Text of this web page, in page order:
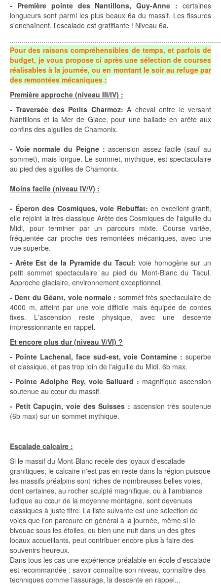
- Première pointe des Nantillons, Guy-Anne : certaines
longueurs sont parmi les plus beaux 6a du massif. Les fissures
s'enchaînent, l'escalade est gratifiante ! Niveau 6a.
Pour des raisons compréhensibles de temps, et parfois de
budget, je vous propose ci après une sélection de courses
réalisables à la journée, ou en montant le soir au refuge par
des remontées mécaniques :
Première approche (niveau III/IV) :
- Traversée des Petits Charmoz: A cheval entre le versant
Nantillons et la Mer de Glace, pour une ballade en arête aux
confins des aiguilles de Chamonix.
- Voie normale du Peigne : ascension assez facile (sauf au
sommet), mais longue. Le sommet, mythique, est spectaculaire
au pied des aiguilles de Chamonix.
Moins facile (niveau IV/V) :
- Éperon des Cosmiques, voie Rebuffat: en excellent granit,
elle rejoint la très classique Arête des Cosmiques de l'aiguille du
Midi, pour terminer par un parcours mixte. Course variée,
fréquentée car proche des remontées mécaniques, avec une
vue superbe.
- Arête Est de la Pyramide du Tacul: voie homogène sur un
petit sommet spectaculaire au pied du Mont-Blanc du Tacul.
Approche glaciaire, environnement exceptionnel.
- Dent du Géant, voie normale : sommet très spectaculaire de
4000 m, atteint par une voie difficile mais équipée de cordes
fixes. L'ascension reste physique, avec une descente
impressionnante en rappel.
Et encore plus dur (niveau V/VI) ?
- Pointe Lachenal, face sud-est, voie Contamine : superbe
et classique, et pas trop loin de l'aiguille du Midi. 6b max.
- Pointe Adolphe Rey, voie Salluard : magnifique ascension
soutenue au cœur du massif.
- Petit Capuçin, voie des Suisses : ascension très soutenue
(6b max) sur un sommet mythique.
Escalade calcaire :
Si le massif du Mont-Blanc recèle des joyaux d'escalade
granitiques, le calcaire n'est pas en reste dans la région puisque
les massifs préalpins sont riches de nombreuses belles voies,
dont certaines, au rocher sculpté magnifique, ou à l'ambiance
ludique au cœur de la moyenne montagne, sont devenues
classiques à juste titre. La liste suivante est une sélection de
voies que l'on parcoure en général à la journée, même si le
bivouac sous les étoiles, ou bien une nuit dans un des gites
locaux accueillants, peut contribuer encore plus à faire des
souvenirs heureux.
Dans tous les cas une expérience préalable en école d'escalade
est recommandée : savoir connaître son niveau, connaître des
techniques comme l'assurage, la descente en rappel...